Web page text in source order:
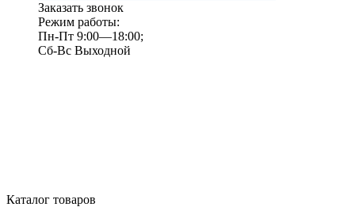
Заказать звонок
Режим работы:
Пн-Пт 9:00—18:00;
Сб-Вс Выходной
Каталог товаров